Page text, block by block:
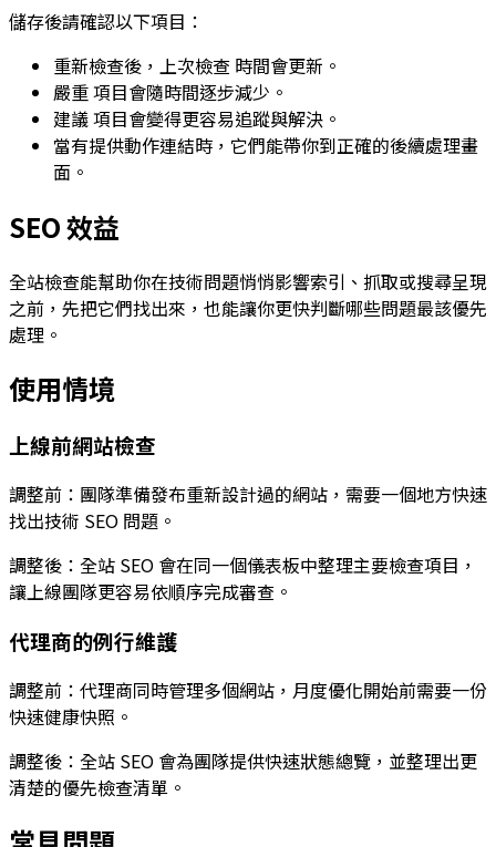
儲存後請確認以下項目：
重新檢查後， 上次檢查 時間會更新。
嚴重項目會隨時間逐步減少。
建議項目會變得更容易追蹤與解決。
當有提供動作連結時，它們能帶你到正確的後續處理畫
面。
SEO 效益
全站檢查能幫助你在技術問題悄悄影響索引、抓取或搜尋呈現
之前，先把它們找出來，也能讓你更快判斷哪些問題最該優先
處理。
使用情境
上線前網站檢查
調整前：團隊準備發布重新設計過的網站，需要一個地方快速
找出技術 SEO 問題。
調整後： 全站 SEO 會在同一個儀表板中整理主要檢查項目，
讓上線團隊更容易依順序完成審查。
代理商的例行維護
調整前：代理商同時管理多個網站，月度優化開始前需要一份
快速健康快照。
調整後： 全站 SEO 會為團隊提供快速狀態總覽，並整理出更
清楚的優先檢查清單。